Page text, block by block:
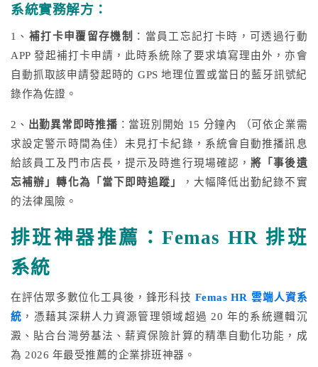
系統實務解方：
1、 補打卡申覆留存機制
：當員工忘記打卡時，可透過行動
APP 發起補打卡申請，此時系統除了要求填寫理由外，亦會
自動抓取該申請發起時的 GPS 地理位置或當日的藍牙訊號紀
錄作為佐證。
2、 出勤異常即時推播 ：當班別開始 15 分鐘內 （可依企業需
求設定警示時間為佳）未見打卡紀錄，系統會自動推播訊息
給該員工及門市店長，提示及時進行現場確認，將「事後遺
忘補辦」轉化為「當下即時追蹤」
，大幅降低出勤紀錄不實
的法律風險。
排班神器推薦：Femas HR 排班
系統
在評估眾多數位化工具後，鋒形科技 Femas HR 雲端人資系
統 ，憑藉其深耕人力資源管理領域超過 20 年的系統邏輯沉
澱、貼合台灣勞基法、薪資保險計算的精準自動化功能，成
為 2026 年最受推薦的企業排班神器。